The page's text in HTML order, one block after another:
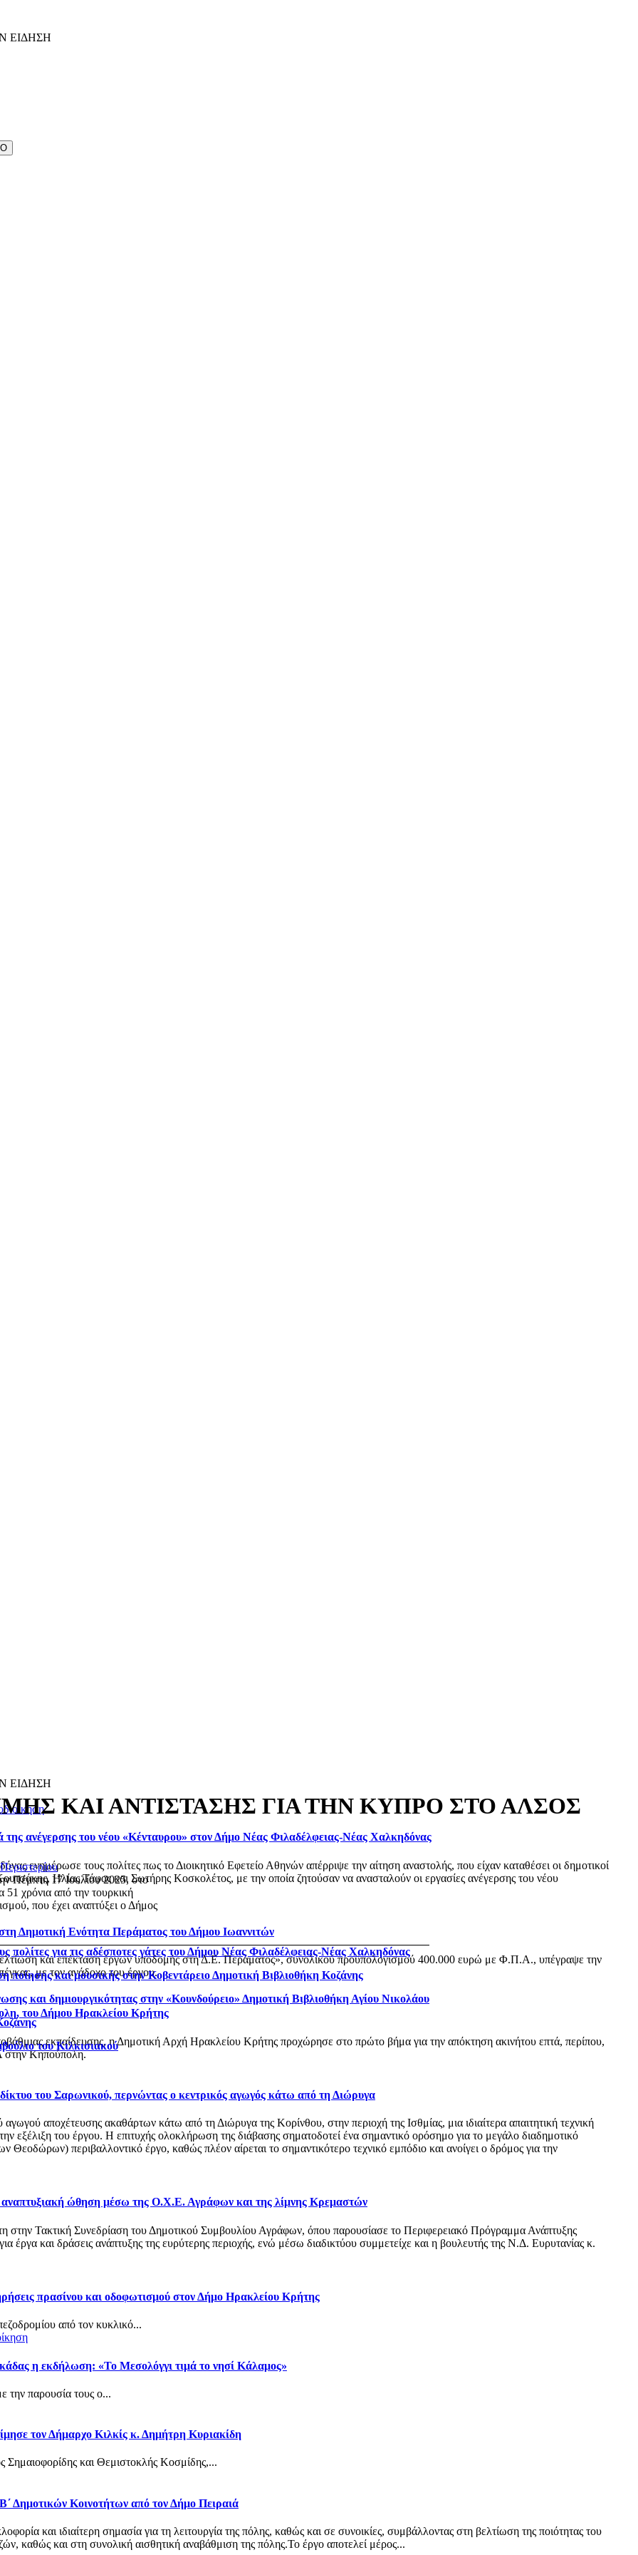
ΕΙΔΗΣΗ
ΕΙΔΗΣΗ
ανέγερσης του νέου «Κένταυρου» στον Δήμο Νέας Φιλαδέλφειας-Νέας Χαλκηδόνας
ενημέρωσε τους πολίτες πως το Διοικητικό Εφετείο Αθηνών απέρριψε την αίτηση αναστολής, που είχαν καταθέσει οι δημοτικοί
Ηλίας Τάφας και Σωτήρης Κοσκολέτος, με την οποία ζητούσαν να ανασταλούν οι εργασίες ανέγερσης του νέου
Δημοτική Ενότητα Περάματος του Δήμου Ιωαννιτών
και επέκταση έργων υποδομής στη Δ.Ε. Περάματος», συνολικού προϋπολογισμού 400.000 ευρώ με Φ.Π.Α., υπέγραψε την
με τον ανάδοχο του έργου.
του Δήμου Ηρακλείου Κρήτης
εκπαίδευσης, η Δημοτική Αρχή Ηρακλείου Κρήτης προχώρησε στο πρώτο βήμα για την απόκτηση ακινήτου επτά, περίπου,
Κηπούπολη.
του Σαρωνικού, περνώντας ο κεντρικός αγωγός κάτω από τη Διώρυγα
αποχέτευσης ακαθάρτων κάτω από τη Διώρυγα της Κορίνθου, στην περιοχή της Ισθμίας, μια ιδιαίτερα απαιτητική τεχνική
εξέλιξη του έργου. Η επιτυχής ολοκλήρωση της διάβασης σηματοδοτεί ένα σημαντικό ορόσημο για το μεγάλο διαδημοτικό
περιβαλλοντικό έργο, καθώς πλέον αίρεται το σημαντικότερο τεχνικό εμπόδιο και ανοίγει ο δρόμος για την
αναπτυξιακή ώθηση μέσω της Ο.Χ.Ε. Αγράφων και της λίμνης Κρεμαστών
στην Τακτική Συνεδρίαση του Δημοτικού Συμβουλίου Αγράφων, όπου παρουσίασε το Περιφερειακό Πρόγραμμα Ανάπτυξης
έργα και δράσεις ανάπτυξης της ευρύτερης περιοχής, ενώ μέσω διαδικτύου συμμετείχε και η βουλευτής της Ν.Δ. Ευρυτανίας κ.
πρασίνου και οδοφωτισμού στον Δήμο Ηρακλείου Κρήτης
από τον κυκλικό...
η εκδήλωση: «Το Μεσολόγγι τιμά το νησί Κάλαμος»
την παρουσία τους ο...
τον Δήμαρχο Κιλκίς κ. Δημήτρη Κυριακίδη
Σημαιοφορίδης και Θεμιστοκλής Κοσμίδης,...
Δημοτικών Κοινοτήτων από τον Δήμο Πειραιά
και ιδιαίτερη σημασία για τη λειτουργία της πόλης, καθώς και σε συνοικίες, συμβάλλοντας στη βελτίωση της ποιότητας του
καθώς και στη συνολική αισθητική αναβάθμιση της πόλης.Το έργο αποτελεί μέρος...
ΚΑΙ ΑΝΤΙΣΤΑΣΗΣ ΓΙΑ ΤΗΝ ΚΥΠΡΟ ΣΤΟ ΑΛΣΟΣ
Πέμπτη 17 Ιουλίου 2025, στο
χρόνια από την τουρκική
που έχει αναπτύξει ο Δήμος
για τις αδέσποτες γάτες του Δήμου Νέας Φιλαδέλφειας-Νέας Χαλκηδόνας
και μουσικής στην Κοβεντάρειο Δημοτική Βιβλιοθήκη Κοζάνης
και δημιουργικότητας στην «Κουνδούρειο» Δημοτική Βιβλιοθήκη Αγίου Νικολάου
του Κιλκισιακού